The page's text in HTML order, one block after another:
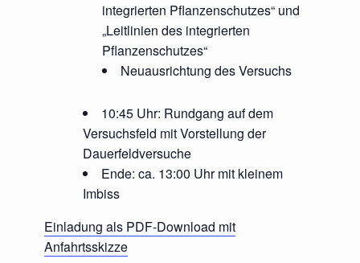
integrierten Pflanzenschutzes“ und
„Leitlinien des integrierten
Pflanzenschutzes“
Neuausrichtung des Versuchs
10:45 Uhr: Rundgang auf dem
Versuchsfeld mit Vorstellung der
Dauerfeldversuche
Ende: ca. 13:00 Uhr mit kleinem
Imbiss
Einladung als PDF-Download mit
Anfahrtsskizze